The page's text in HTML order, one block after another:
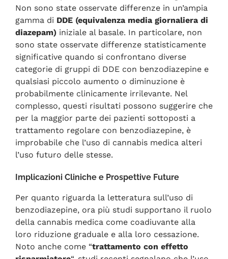
Non sono state osservate differenze in un’ampia
gamma di DDE (equivalenza media giornaliera di
diazepam) iniziale al basale. In particolare, non
sono state osservate differenze statisticamente
significative quando si confrontano diverse
categorie di gruppi di DDE con benzodiazepine e
qualsiasi piccolo aumento o diminuzione è
probabilmente clinicamente irrilevante. Nel
complesso, questi risultati possono suggerire che
per la maggior parte dei pazienti sottoposti a
trattamento regolare con benzodiazepine, è
improbabile che l’uso di cannabis medica alteri
l’uso futuro delle stesse.
Implicazioni Cliniche e Prospettive Future
Per quanto riguarda la letteratura sull’uso di
benzodiazepine, ora più studi supportano il ruolo
della cannabis medica come coadiuvante alla
loro riduzione graduale e alla loro cessazione.
Noto anche come “trattamento con effetto